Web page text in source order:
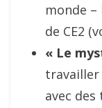
monde –
de CE2
« Le
travailler
avec des